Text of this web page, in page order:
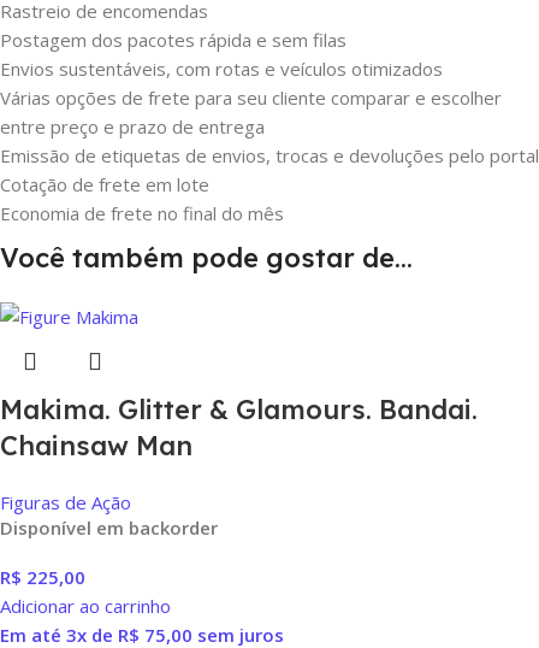
Rastreio de encomendas
Postagem dos pacotes rápida e sem filas
Envios sustentáveis, com rotas e veículos otimizados
Várias opções de frete para seu cliente comparar e escolher
entre preço e prazo de entrega
Emissão de etiquetas de envios, trocas e devoluções pelo portal
Cotação de frete em lote
Economia de frete no final do mês
Você também pode gostar de…
Makima. Glitter & Glamours. Bandai.
Chainsaw Man
Figuras de Ação
Disponível em backorder
R$ 225,00
Adicionar ao carrinho
Em até 3x de R$ 75,00 sem juros